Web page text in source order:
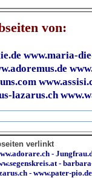
von:
www.maria-
lazarus.ch
verlinkt
-
-
- www.pater-pio.de